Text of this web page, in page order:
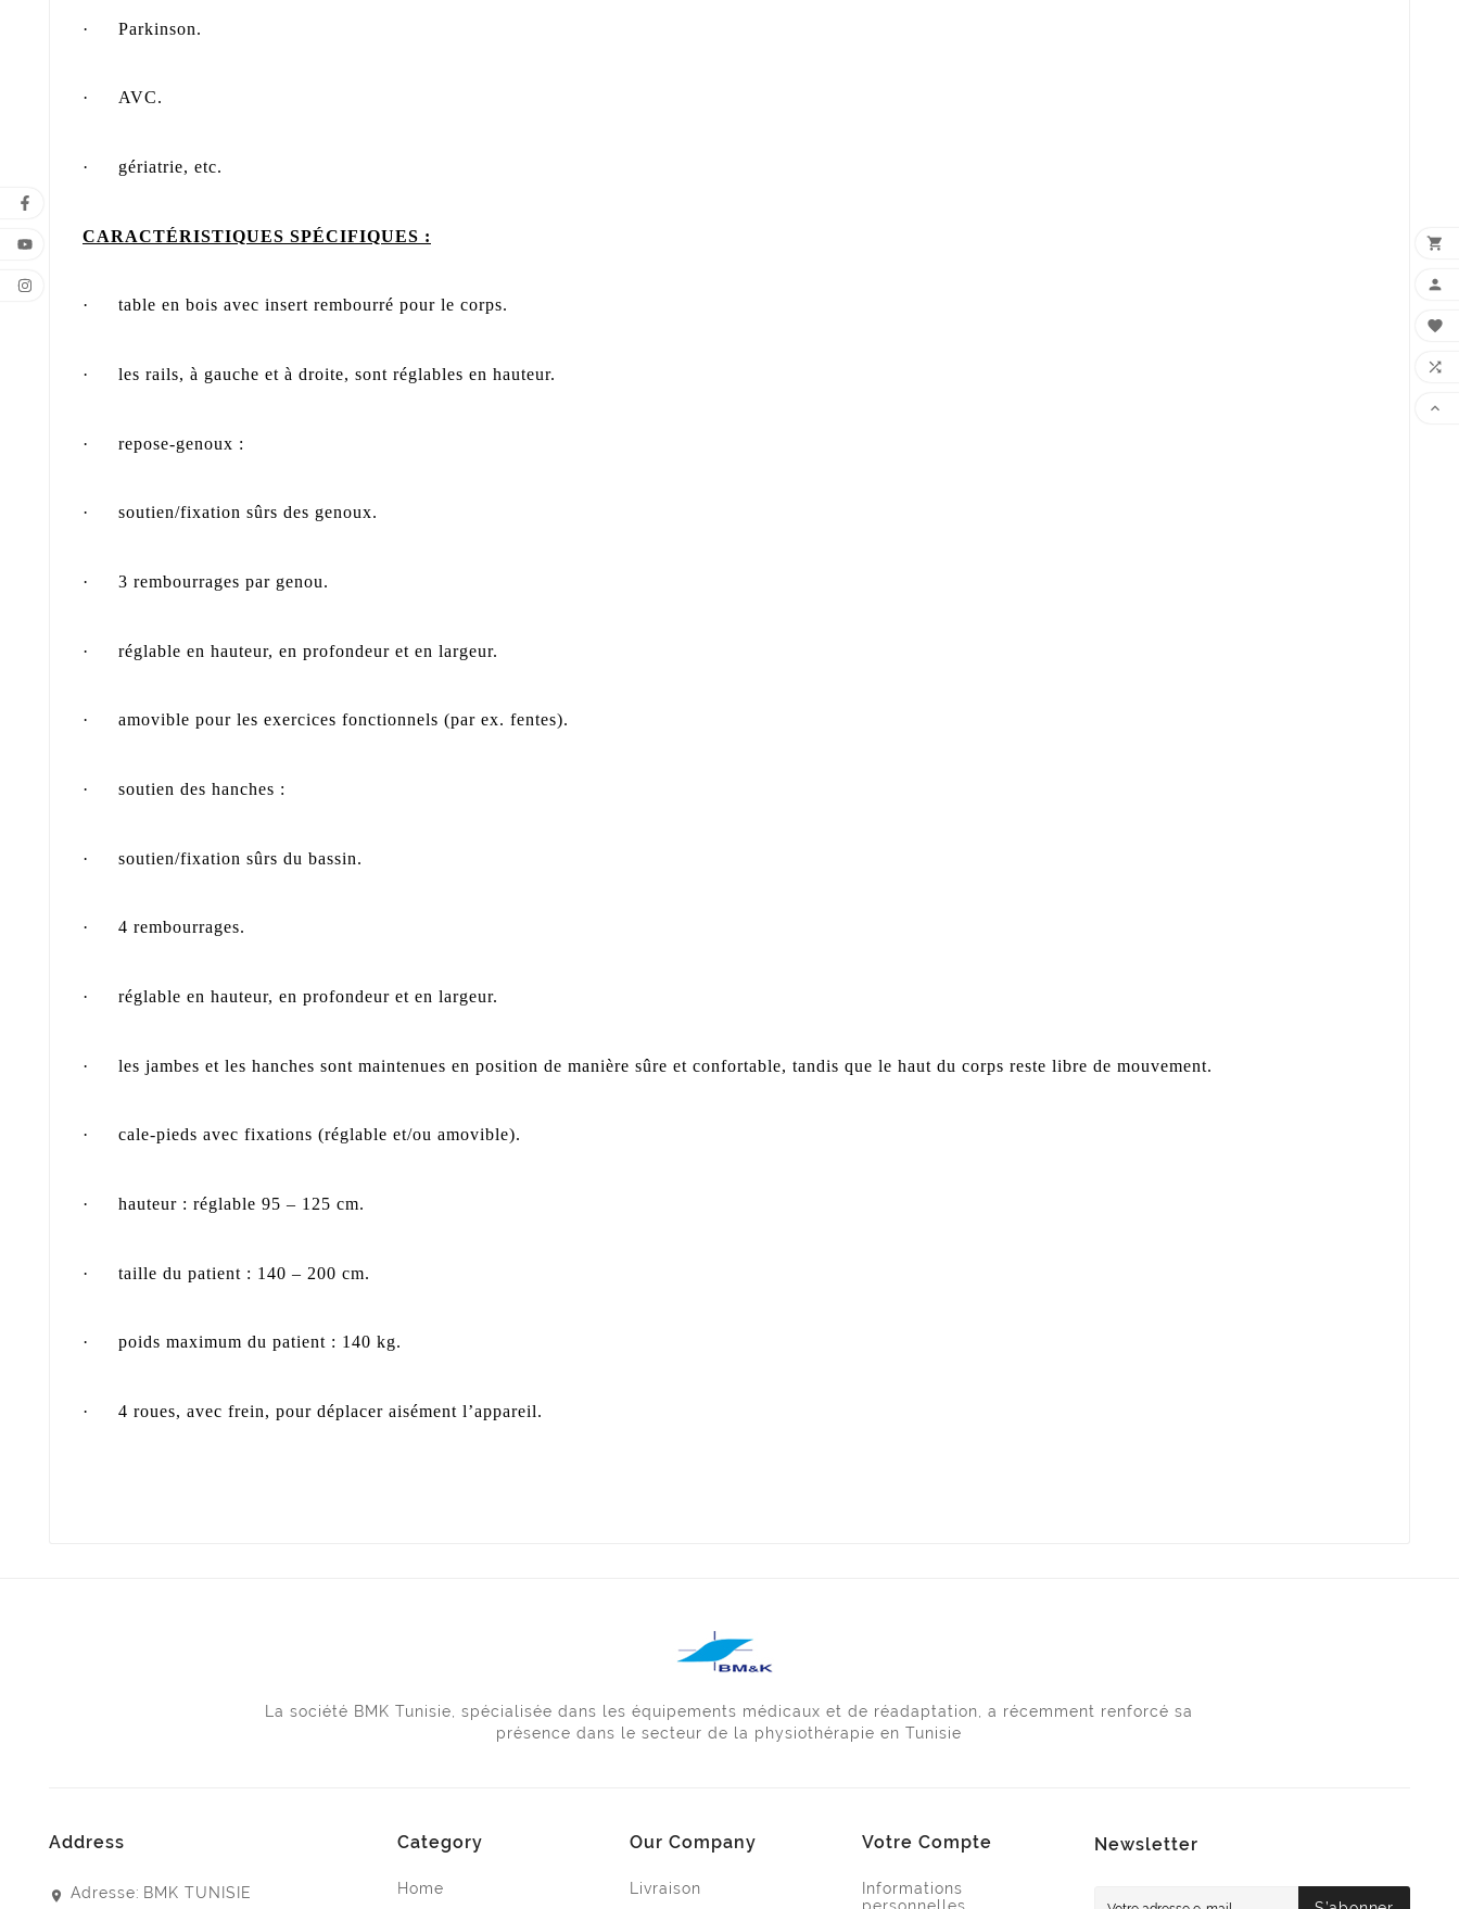
· Parkinson.
· AVC.
· gériatrie, etc.
CARACTÉRISTIQUES SPÉCIFIQUES :
· table en bois avec insert rembourré pour le corps.
· les rails, à gauche et à droite, sont réglables en hauteur.
· repose-genoux :
· soutien/fixation sûrs des genoux.
· 3 rembourrages par genou.
· réglable en hauteur, en profondeur et en largeur.
· amovible pour les exercices fonctionnels (par ex. fentes).
· soutien des hanches :
· soutien/fixation sûrs du bassin.
· 4 rembourrages.
· réglable en hauteur, en profondeur et en largeur.
· les jambes et les hanches sont maintenues en position de manière sûre et confortable, tandis que le haut du corps reste libre de mouvement.
· cale-pieds avec fixations (réglable et/ou amovible).
· hauteur : réglable 95 – 125 cm.
· taille du patient : 140 – 200 cm.
· poids maximum du patient : 140 kg.
· 4 roues, avec frein, pour déplacer aisément l’appareil.
La société BMK Tunisie, spécialisée dans les équipements médicaux et de réadaptation, a récemment renforcé sa
présence dans le secteur de la physiothérapie en Tunisie
Address
Adresse: BMK TUNISIE
Category
Home
Our Company
Livraison
Votre Compte
Informations
Newsletter




